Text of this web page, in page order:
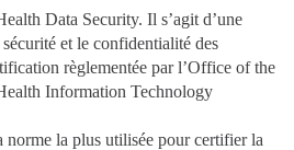
Data Security. Il s’agit d’une
et le confidentialité des
règlementée par l’Office of the
Information Technology
la plus utilisée pour certifier la